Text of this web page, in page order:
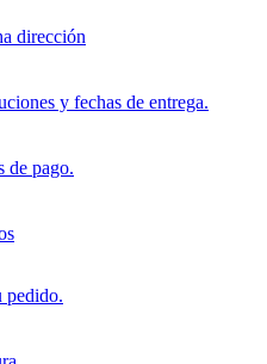
dirección
y fechas de entrega.
de pago.
pedido.